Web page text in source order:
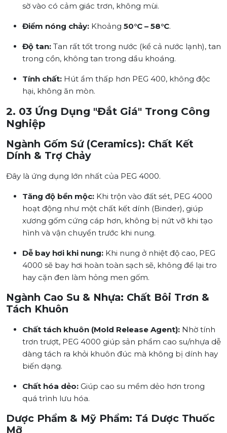
sờ vào có cảm giác trơn, không mùi.
Điểm nóng chảy: Khoảng 50°C – 58°C.
Độ tan: Tan rất tốt trong nước (kể cả nước lạnh), tan
trong cồn, không tan trong dầu khoáng.
Tính chất: Hút ẩm thấp hơn PEG 400, không độc
hại, không ăn mòn.
2. 03 Ứng Dụng "Đắt Giá" Trong Công
Nghiệp
Ngành Gốm Sứ (Ceramics): Chất Kết
Dính & Trợ Chảy
Đây là ứng dụng lớn nhất của PEG 4000.
Tăng độ bền mộc: Khi trộn vào đất sét, PEG 4000
hoạt động như một chất kết dính (Binder), giúp
xương gốm cứng cáp hơn, không bị nứt vỡ khi tạo
hình và vận chuyển trước khi nung.
Dễ bay hơi khi nung: Khi nung ở nhiệt độ cao, PEG
4000 sẽ bay hơi hoàn toàn sạch sẽ, không để lại tro
hay cặn đen làm hỏng men gốm.
Ngành Cao Su & Nhựa: Chất Bôi Trơn &
Tách Khuôn
Chất tách khuôn (Mold Release Agent): Nhờ tính
trơn trượt, PEG 4000 giúp sản phẩm cao su/nhựa dễ
dàng tách ra khỏi khuôn đúc mà không bị dính hay
biến dạng.
Chất hóa dẻo: Giúp cao su mềm dẻo hơn trong
quá trình lưu hóa.
Dược Phẩm & Mỹ Phẩm: Tá Dược Thuốc
Mỡ